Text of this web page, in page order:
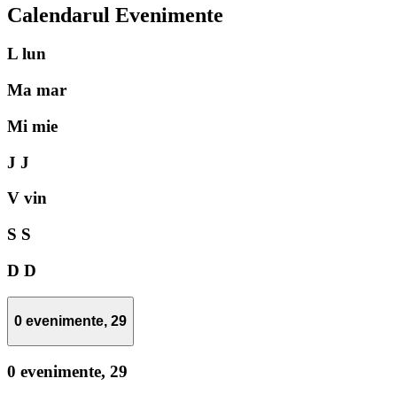
Calendarul Evenimente
L lun
Ma mar
Mi mie
J J
V vin
S S
D D
0 evenimente, 29
0 evenimente, 29